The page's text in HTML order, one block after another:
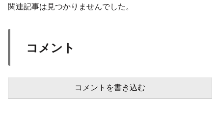
関連記事は見つかりませんでした。
コメント
コメントを書き込む